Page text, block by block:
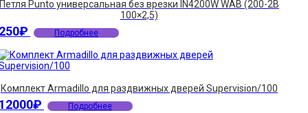
Punto универсальная без врезки IN4200W WAB (200-2B
100×2,5)
₽ Подробнее
Комплект Armadillo для раздвижных дверей Supervision/100
₽ Подробнее